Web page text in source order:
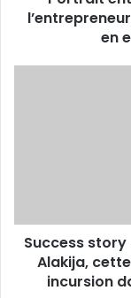
eau
en
Alakija,
cette
femme
d’affaires
Success story
Alakija,
incursion